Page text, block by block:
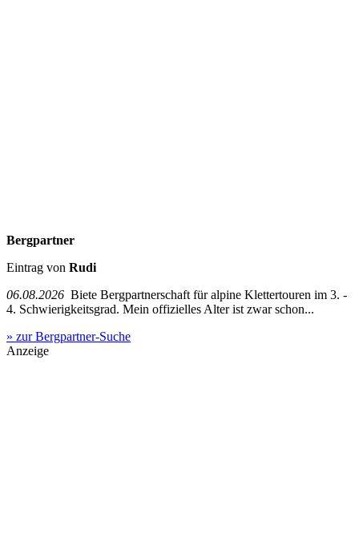
Bergpartner
Eintrag von Rudi
06.08.2026 Biete Bergpartnerschaft für alpine Klettertouren im 3. -
4. Schwierigkeitsgrad. Mein offizielles Alter ist zwar schon...
» zur Bergpartner-Suche
Anzeige